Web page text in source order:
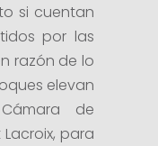
si cuentan
por las
razón de lo
elevan
de
para